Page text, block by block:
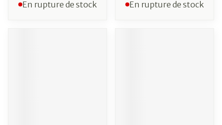
En rupture de stock En rupture de stock